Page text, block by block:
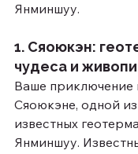
Янминшуу.
1. Сяоюкэн:
чудеса и
Ваше приключение
Сяоюкэне, одной
известных
Янминшуу.